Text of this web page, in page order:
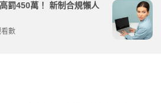
罰450萬！ 新制合規懶人
數